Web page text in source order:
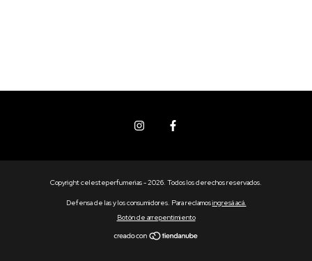
Copyright celesteperfumerias - 2026. Todos los derechos reservados.
Defensa de las y los consumidores. Para reclamosingresá acá.
Botón de arrepentimiento